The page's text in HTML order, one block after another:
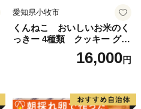
愛知県小牧市
くんねこ おいしいお米のく
っきー 4種類 クッキー グル
16,000円